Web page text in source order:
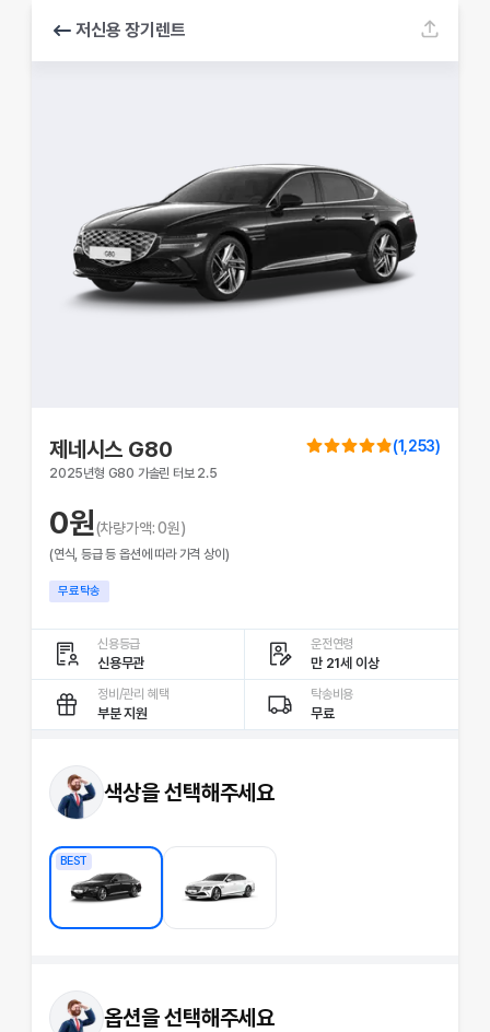
저신용 장기렌트
제네시스 G80 (1,253)
2025년형 G80 가솔린 터보 2.5
0원(차량가액: 0원)
(연식, 등급 등 옵션에 따라 가격 상이)
무료탁송
신용등급
신용무관
운전연령
만 21세 이상
정비/관리 혜택
부분 지원
탁송비용
무료
색상을 선택해주세요
BEST
옵션을 선택해주세요